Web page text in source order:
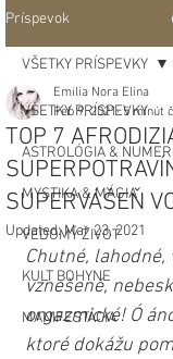
Príspevok
VŠETKY PRÍSPEVKY
ASTROLÓGIA &
MYSTIKA & MÁGIA
VEDOMÝ ŽIVOT
KULT BOHYNE
MANIFESTÁCIA
VŠETKY PRÍSPEVKY
TOP 7
SUPERVÁŠEŇ
Emilia Nora Elina
Feb 9, 2021 5 minút
Updated:Mar 23, 2021
Chutné, lahodné,
vznešené,
orgazmické! Ó
ktoré dokážu